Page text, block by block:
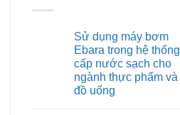
Sử dụng máy bơm
Ebara trong hệ thống
cấp nước sạch cho
ngành thực phẩm và
đồ uống